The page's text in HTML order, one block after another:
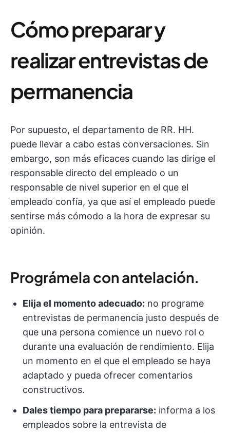
Cómo preparar y
realizar entrevistas de
permanencia
Por supuesto, el departamento de RR. HH.
puede llevar a cabo estas conversaciones. Sin
embargo, son más eficaces cuando las dirige el
responsable directo del empleado o un
responsable de nivel superior en el que el
empleado confía, ya que así el empleado puede
sentirse más cómodo a la hora de expresar su
opinión.
Prográmela con antelación.
Elija el momento adecuado: no programe
entrevistas de permanencia justo después de
que una persona comience un nuevo rol o
durante una evaluación de rendimiento. Elija
un momento en el que el empleado se haya
adaptado y pueda ofrecer comentarios
constructivos.
Dales tiempo para prepararse: informa a los
empleados sobre la entrevista de